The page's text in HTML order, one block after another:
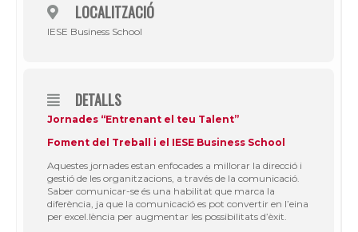
LOCALITZACIÓ
IESE Business School
DETALLS
Jornades “Entrenant el teu Talent”
Foment del Treball i el IESE Business School
Aquestes jornades estan enfocades a millorar la direcció i
gestió de les organitzacions, a través de la comunicació.
Saber comunicar-se és una habilitat que marca la
diferència, ja que la comunicació es pot convertir en l’eina
per excel.lència per augmentar les possibilitats d’èxit.